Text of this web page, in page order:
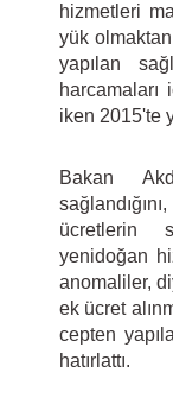
hizmetleri
yük olmaktan
yapılan
harcamaları
iken 2015'te
Bakan
ücretlerin
yenidoğan
anomaliler,
ek ücret
cepten
hatırlattı.